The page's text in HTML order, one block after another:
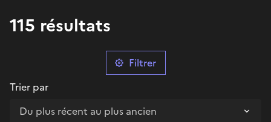
115 résultats
Filtrer
Trier par